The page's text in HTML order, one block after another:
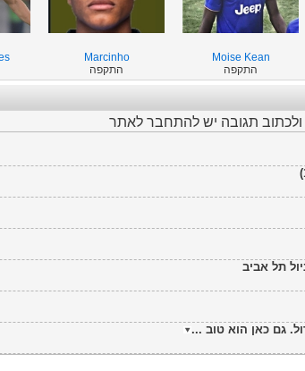
Moise Kean
התקפה
Marcinho
התקפה
ולכתוב תגובה יש להתחבר לאתר
תל אביב
גם כאן הוא טוב ...